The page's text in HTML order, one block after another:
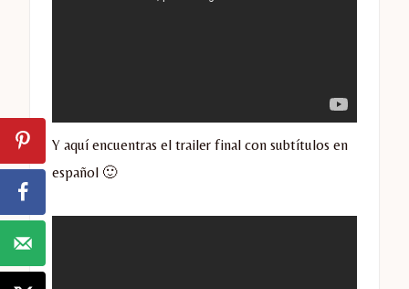
Y aquí encuentras el trailer final con subtítulos en
español 🙂